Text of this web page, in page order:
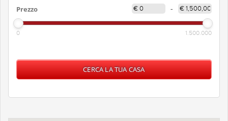
Prezzo -
0 1.500.000